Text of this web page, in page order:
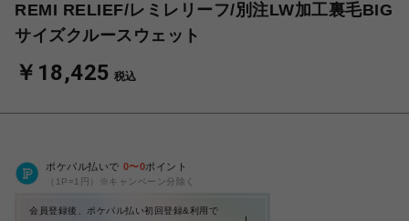
REMI RELIEF/レミレリーフ/別注LW加工裏毛BIG
サイズクルースウェット
￥18,425 税込
ポケパル払いで 0〜0ポイント
（1P=1円）※キャンペーン分除く
会員登録後、ポケパル払い初回登録&利用で